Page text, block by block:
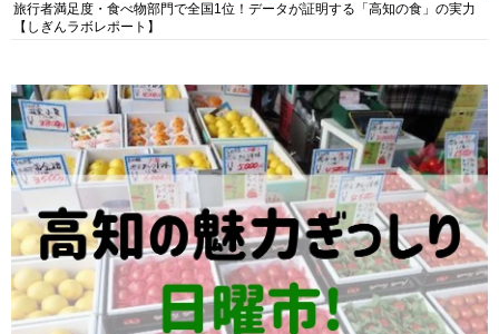
旅行者満足度・食べ物部門で全国1位！データが証明する「高知の食」の実力
【しぎんラボレポート】